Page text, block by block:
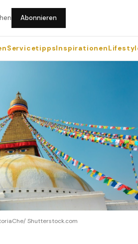
Abonnieren
ServicetippsInspirationen
Shutterstock.com